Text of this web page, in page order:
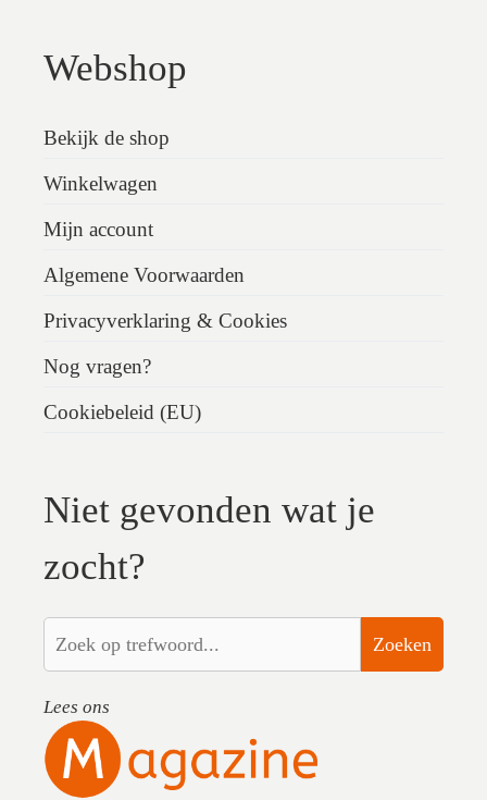
Webshop
Bekijk de shop
Winkelwagen
Mijn account
Algemene Voorwaarden
Privacyverklaring & Cookies
Nog vragen?
Cookiebeleid (EU)
Niet gevonden wat je
zocht?
Zoeken
Lees ons